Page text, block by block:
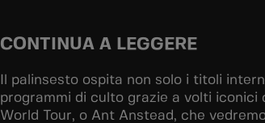
CONTINUA A LEGGERE
Il palinsesto ospita non solo i titoli
programmi di culto grazie a volti
World Tour, o Ant Anstead, che